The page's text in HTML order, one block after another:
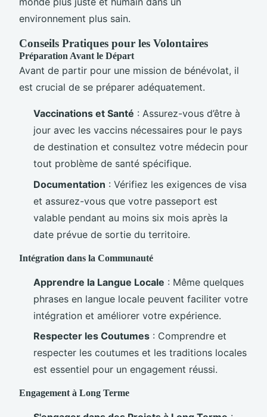
environnement plus sain.
Conseils Pratiques pour les Volontaires
Préparation Avant le Départ
Avant de partir pour une mission de bénévolat, il
est crucial de se préparer adéquatement.
Vaccinations et Santé : Assurez-vous d’être à
jour avec les vaccins nécessaires pour le pays
de destination et consultez votre médecin pour
tout problème de santé spécifique.
Documentation : Vérifiez les exigences de visa
et assurez-vous que votre passeport est
valable pendant au moins six mois après la
date prévue de sortie du territoire.
Intégration dans la Communauté
Apprendre la Langue Locale : Même quelques
phrases en langue locale peuvent faciliter votre
intégration et améliorer votre expérience.
Respecter les Coutumes : Comprendre et
respecter les coutumes et les traditions locales
est essentiel pour un engagement réussi.
Engagement à Long Terme